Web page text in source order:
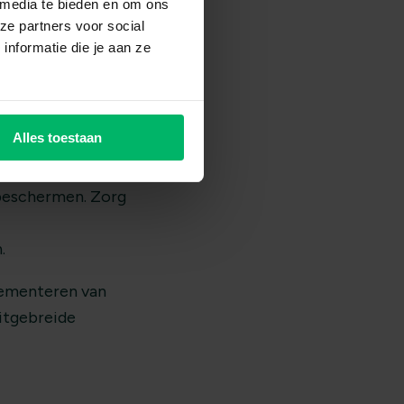
te bieden en om ons
partners voor social
die je aan ze
Alles toestaan
AVG.
te
Zorg
van